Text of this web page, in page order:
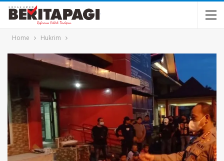
Home Hukrim